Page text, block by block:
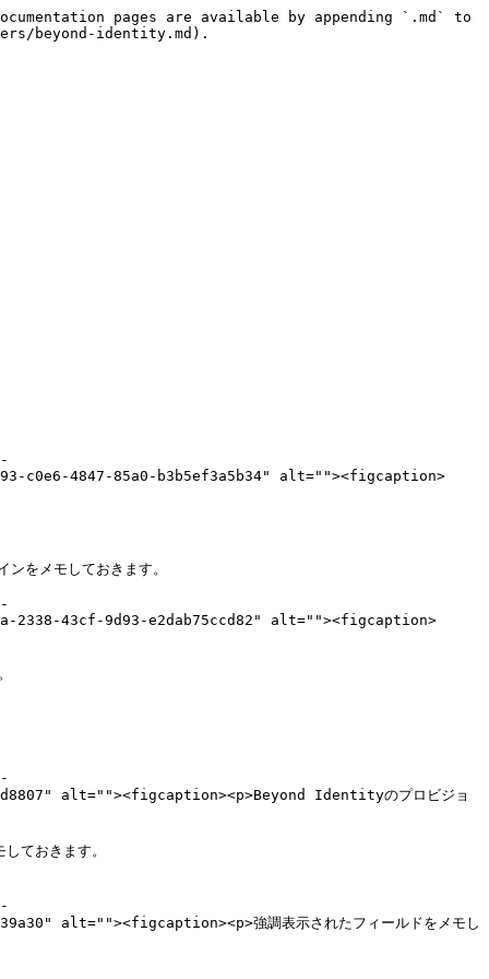
pages are available by appending `.md` to
beyond-identity.md).
c0e6-4847-85a0-b3b5ef3a5b34" alt=""><figcaption>
メモしておきます。
2338-43cf-9d93-e2dab75ccd82" alt=""><figcaption>
alt=""><figcaption><p>Beyond Identityのプロビジョ
おきます。
alt=""><figcaption><p>強調表示されたフィールドをメモし